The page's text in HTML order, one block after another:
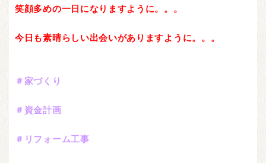
笑顔多めの一日になりますように。。。
今日も素晴らしい出会いがありますように。。。
＃家づくり
＃資金計画
＃リフォーム工事